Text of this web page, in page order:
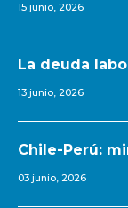
15 junio, 2026
La deuda
13 junio, 2026
Chile-Perú:
03 junio, 2026